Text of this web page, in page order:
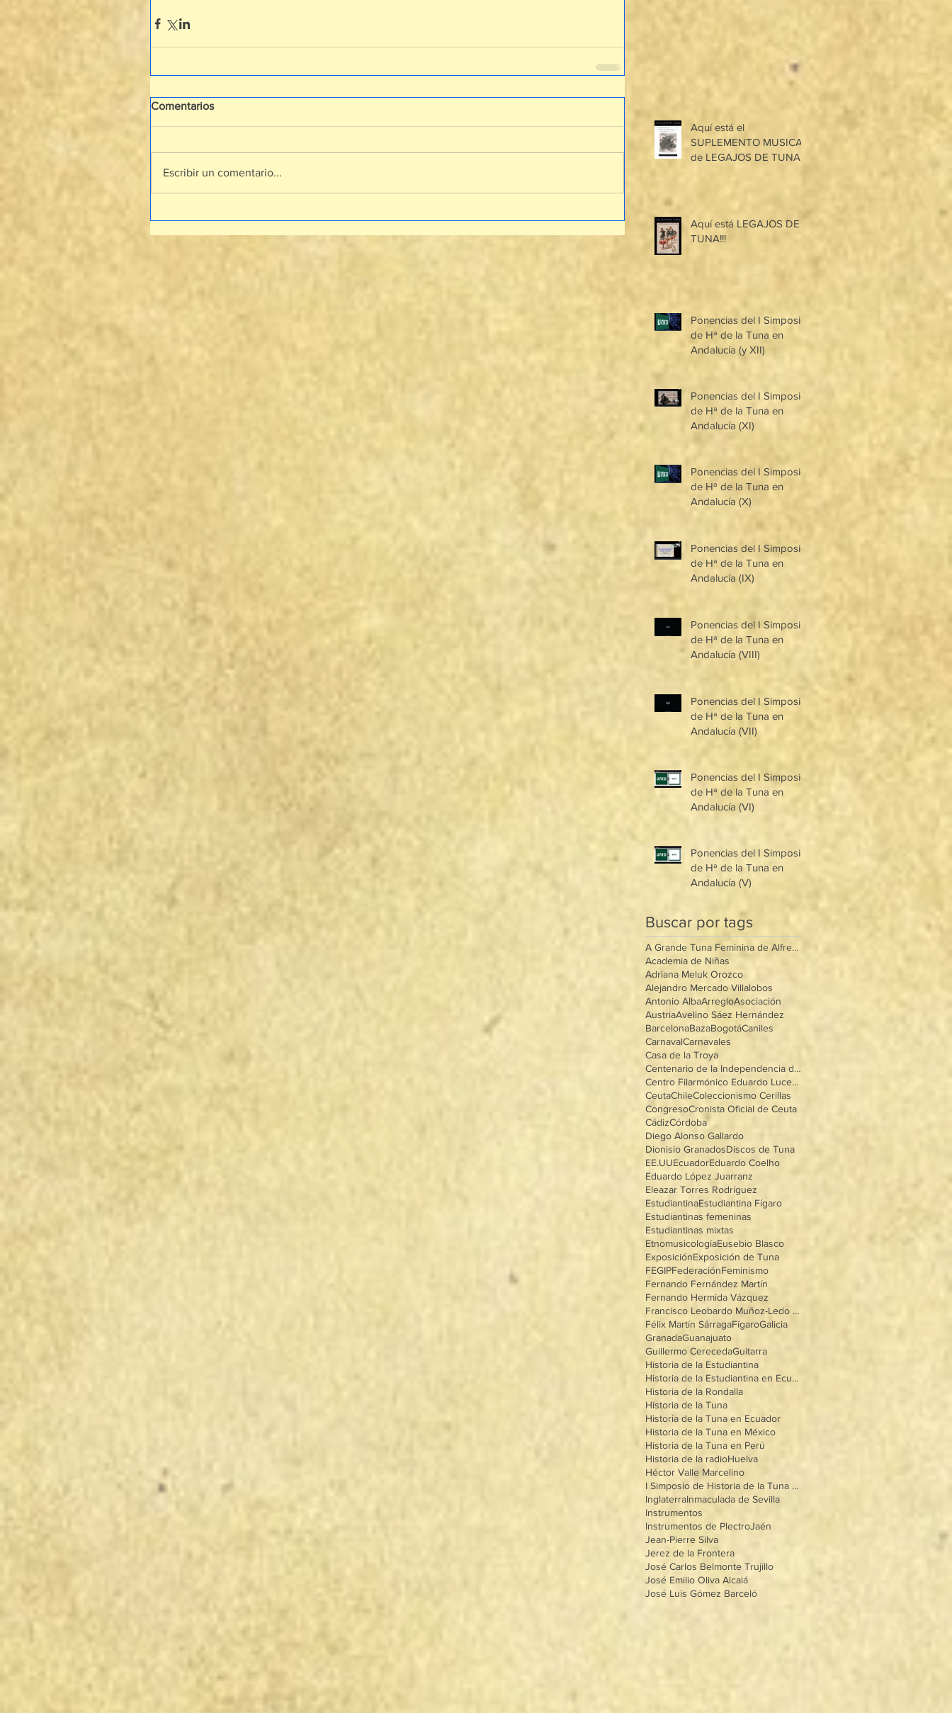
Comentarios
Escribir un comentario...
Aquí está el
SUPLEMENTO MUSICAL
de LEGAJOS DE TUNA!!!
Aquí está LEGAJOS DE
TUNA!!!
Ponencias del I Simposio
de Hª de la Tuna en
Andalucía (y XII)
Ponencias del I Simposio
de Hª de la Tuna en
Andalucía (XI)
Ponencias del I Simposio
de Hª de la Tuna en
Andalucía (X)
Ponencias del I Simposio
de Hª de la Tuna en
Andalucía (IX)
Ponencias del I Simposio
de Hª de la Tuna en
Andalucía (VIII)
Ponencias del I Simposio
de Hª de la Tuna en
Andalucía (VII)
Ponencias del I Simposio
de Hª de la Tuna en
Andalucía (VI)
Ponencias del I Simposio
de Hª de la Tuna en
Andalucía (V)
Buscar por tags
A Grande Tuna Feminina de Alfredo Mântua
Academia de Niñas
Adriana Meluk Orozco
Alejandro Mercado Villalobos
Antonio AlbaArregloAsociación
AustriaAvelino Sáez Hernández
BarcelonaBazaBogotáCaniles
CarnavalCarnavales
Casa de la Troya
Centenario de la Independencia de Méxioo
Centro Filarmónico Eduardo Lucena
CeutaChileColeccionismo Cerillas
CongresoCronista Oficial de Ceuta
CádizCórdoba
Diego Alonso Gallardo
Dionisio GranadosDiscos de Tuna
EE.UUEcuadorEduardo Coelho
Eduardo López Juarranz
Eleazar Torres Rodríguez
EstudiantinaEstudiantina Fígaro
Estudiantinas femeninas
Estudiantinas mixtas
EtnomusicologíaEusebio Blasco
ExposiciónExposición de Tuna
FEGIPFederaciónFeminismo
Fernando Fernández Martín
Fernando Hermida Vázquez
Francisco Leobardo Muñoz-Ledo Villegas
Félix Martín SárragaFígaroGalicia
GranadaGuanajuato
Guillermo CerecedaGuitarra
Historia de la Estudiantina
Historia de la Estudiantina en Ecuador
Historia de la Rondalla
Historia de la Tuna
Historia de la Tuna en Ecuador
Historia de la Tuna en México
Historia de la Tuna en Perú
Historia de la radioHuelva
Héctor Valle Marcelino
I Simposio de Historia de la Tuna en Andalucía
InglaterraInmaculada de Sevilla
Instrumentos
Instrumentos de PlectroJaén
Jean-Pierre Silva
Jerez de la Frontera
José Carlos Belmonte Trujillo
José Emilio Oliva Alcalá
José Luis Gómez Barceló